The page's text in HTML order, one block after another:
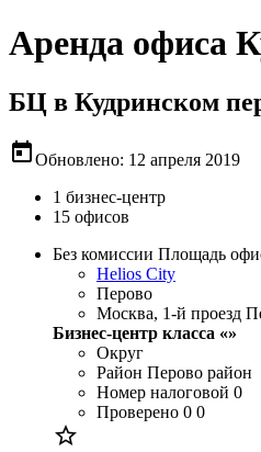
Аренда офиса
БЦ в Кудринском
todayОбновлено: 12 апреля 2019
1 бизнес-центр
15 офисов
Без комиссии Площадь
Helios City
Перово
Москва, 1-й проезд
Бизнес-центр класса «»
Округ
Район Перово район
Номер налоговой 0
Проверено 0 0
